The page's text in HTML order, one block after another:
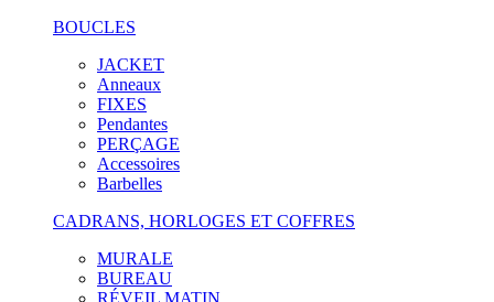
BOUCLES
JACKET
Anneaux
FIXES
Pendantes
PERÇAGE
Accessoires
Barbelles
CADRANS, HORLOGES ET COFFRES
MURALE
BUREAU
RÉVEIL MATIN